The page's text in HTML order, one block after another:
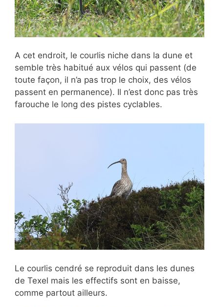
A cet endroit, le courlis niche dans la dune et
semble très habitué aux vélos qui passent (de
toute façon, il n’a pas trop le choix, des vélos
passent en permanence). Il n’est donc pas très
farouche le long des pistes cyclables.
Le courlis cendré se reproduit dans les dunes
de Texel mais les effectifs sont en baisse,
comme partout ailleurs.